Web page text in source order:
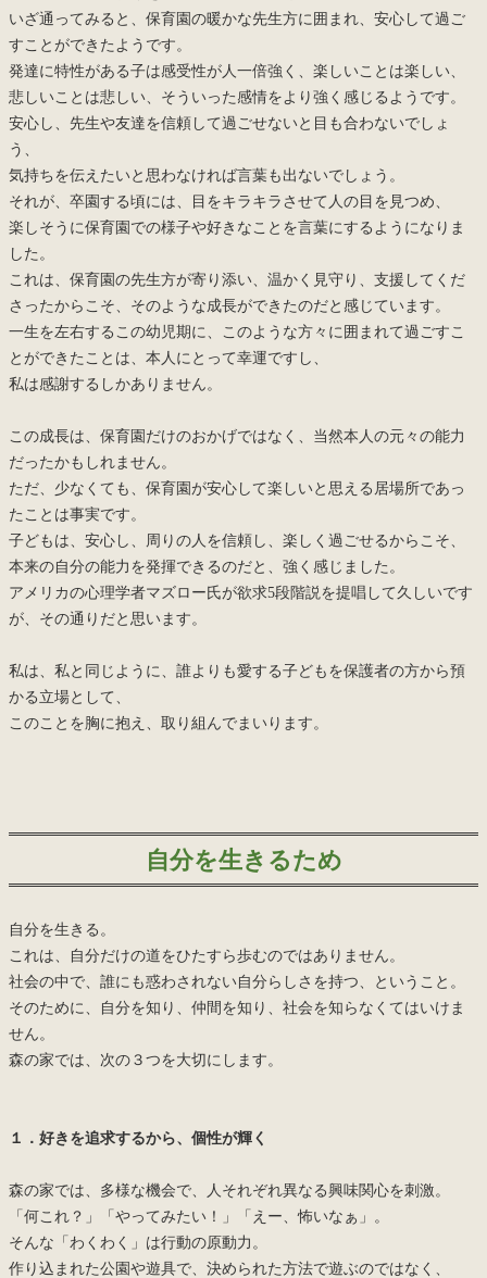
いざ通ってみると、保育園の暖かな先生方に囲まれ、安心して過ご
すことができたようです。
発達に特性がある子は感受性が人一倍強く、楽しいことは楽しい、
悲しいことは悲しい、そういった感情をより強く感じるようです。
安心し、先生や友達を信頼して過ごせないと目も合わないでしょ
う、
気持ちを伝えたいと思わなければ言葉も出ないでしょう。
それが、卒園する頃には、目をキラキラさせて人の目を見つめ、
楽しそうに保育園での様子や好きなことを言葉にするようになりま
した。
これは、保育園の先生方が寄り添い、温かく見守り、支援してくだ
さったからこそ、そのような成長ができたのだと感じています。
一生を左右するこの幼児期に、このような方々に囲まれて過ごすこ
とができたことは、本人にとって幸運ですし、
私は感謝するしかありません。
この成長は、保育園だけのおかげではなく、当然本人の元々の能力
だったかもしれません。
ただ、少なくても、保育園が安心して楽しいと思える居場所であっ
たことは事実です。
子どもは、安心し、周りの人を信頼し、楽しく過ごせるからこそ、
本来の自分の能力を発揮できるのだと、強く感じました。
アメリカの心理学者マズロー氏が欲求5段階説を提唱して久しいです
が、その通りだと思います。
私は、私と同じように、誰よりも愛する子どもを保護者の方から預
かる立場として、
このことを胸に抱え、取り組んでまいります。
自分を生きるため
自分を生きる。
これは、自分だけの道をひたすら歩むのではありません。
社会の中で、誰にも惑わされない自分らしさを持つ、ということ。
そのために、自分を知り、仲間を知り、社会を知らなくてはいけま
せん。
森の家では、次の３つを大切にします。
１．好きを追求するから、個性が輝く
森の家では、多様な機会で、人それぞれ異なる興味関心を刺激。
「何これ？」「やってみたい！」「えー、怖いなぁ」。
そんな「わくわく」は行動の原動力。
作り込まれた公園や遊具で、決められた方法で遊ぶのではなく、